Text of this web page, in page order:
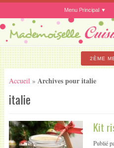
Menu Principal
2ÈME
Accueil » Archives pour italie
italie
Kit
Publié